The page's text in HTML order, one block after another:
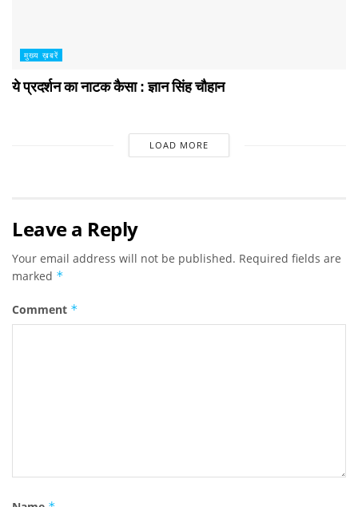
मुख्य ख़बरें
ये प्रदर्शन का नाटक कैसा : ज्ञान सिंह चौहान
LOAD MORE
Leave a Reply
Your email address will not be published. Required fields are
marked *
Comment *